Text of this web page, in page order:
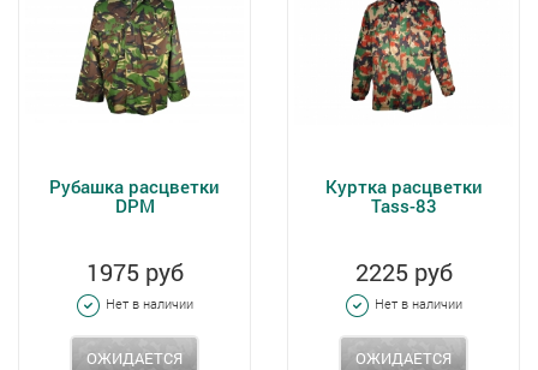
Рубашка расцветки
DPM
1975 руб
Нет в наличии
ОЖИДАЕТСЯ
Куртка расцветки
Tass-83
2225 руб
Нет в наличии
ОЖИДАЕТСЯ